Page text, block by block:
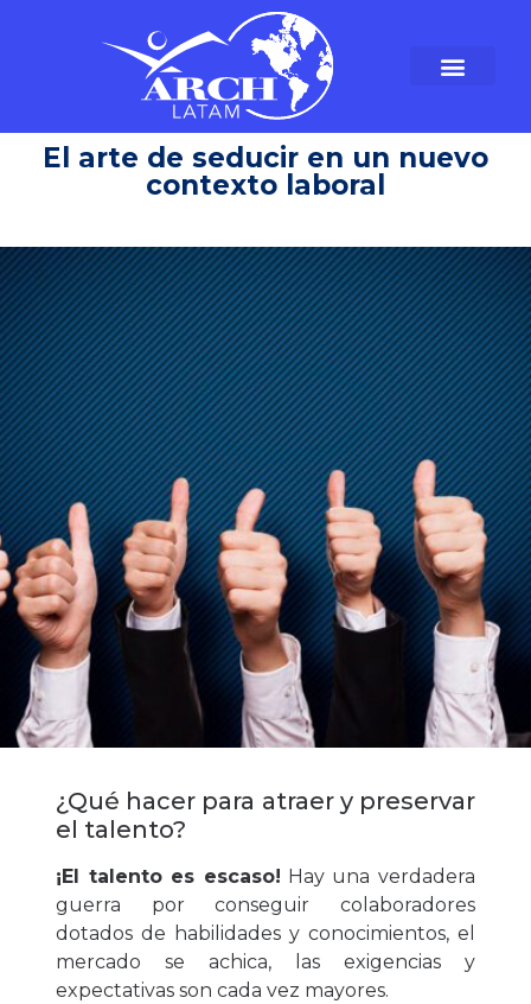
El arte de seducir en un nuevo
contexto laboral
¿Qué hacer para atraer y preservar
el talento?
¡El talento es escaso! Hay una verdadera
guerra por conseguir colaboradores
dotados de habilidades y conocimientos, el
mercado se achica, las exigencias y
expectativas son cada vez mayores.